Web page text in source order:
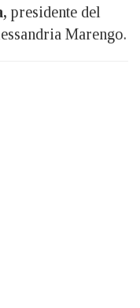
presidente del
Marengo.